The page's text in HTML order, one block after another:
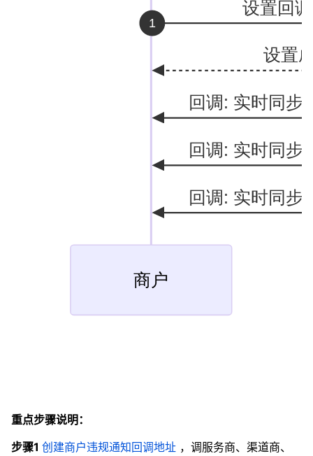
重点步骤说明：
步骤1 创建商户违规通知回调地址 ，调服务商、渠道商、